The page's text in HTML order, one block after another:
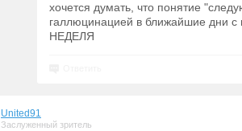
хочется думать, что понятие
галлюцинацией в ближайшие дни с
НЕДЕЛЯ
United91
Заслуженный зритель